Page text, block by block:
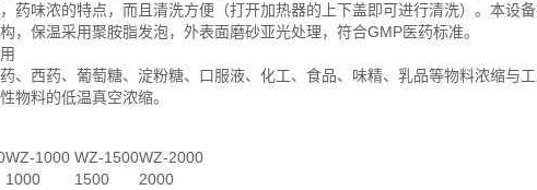
药味浓的特点，而且清洗方便（打开加热器的上下盖即可进行清洗）。本设
，保温采用聚胺脂发泡，外表面磨砂亚光处理，符合GMP医药标准。
、西药、葡萄糖、淀粉糖、口服液、化工、食品、味精、乳品等物料浓缩与工
物料的低温真空浓缩。
WZ-1000 WZ-1500WZ-2000
1000 1500
2000